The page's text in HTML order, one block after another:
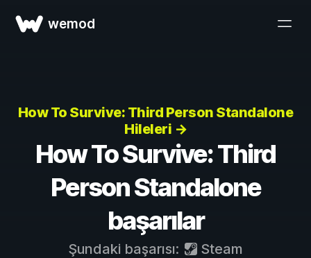
wemod
How To Survive: Third Person Standalone
Hileleri →
How To Survive: Third
Person Standalone
başarılar
Şundaki başarısı: Steam